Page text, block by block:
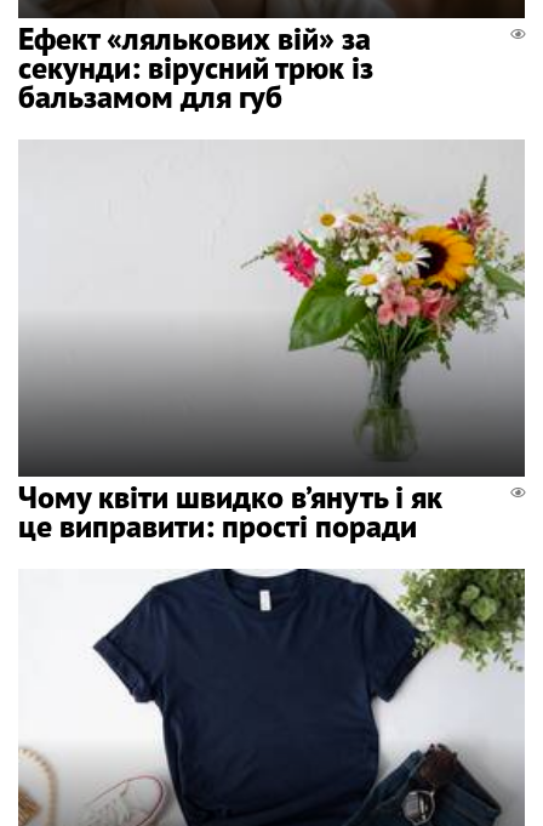
Ефект «лялькових вій» за
секунди: вірусний трюк із
бальзамом для губ
Чому квіти швидко в’януть і як
це виправити: прості поради